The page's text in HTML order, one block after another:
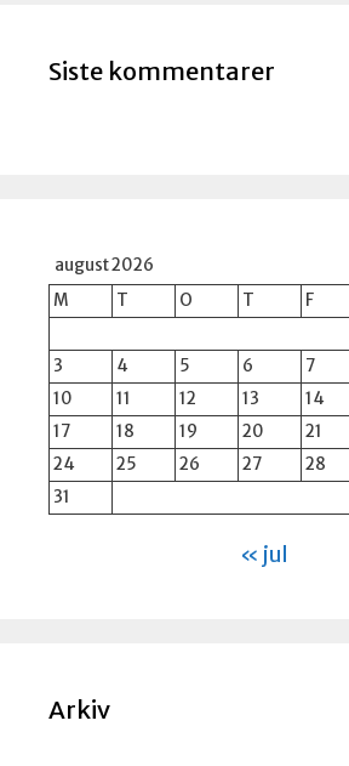
Siste kommentarer
august 2026
M
T O T F
3
4 5 6 7
10
11 12 13 14
17
18 19 20 21
24
25 26 27 28
31
« jul
Arkiv